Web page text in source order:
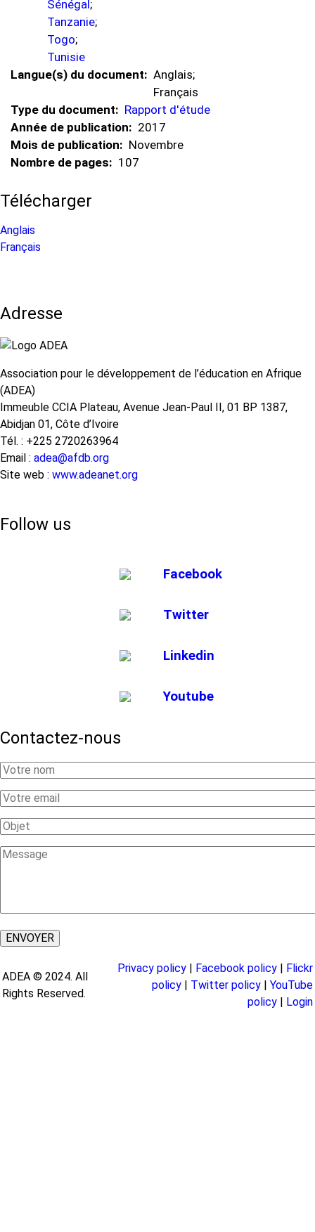
Sénégal ;
Tanzanie;
Togo;
Tunisie
Langue(s) du document
Anglais;
Français
Type du document
Rapport d'étude
Année de publication
2017
Mois de publication
Novembre
Nombre de pages
107
Télécharger
Anglais
Français
Adresse
Association pour le développement de l’éducation en Afrique
(ADEA)
Immeuble CCIA Plateau, Avenue Jean-Paul II, 01 BP 1387,
Abidjan 01, Côte d’Ivoire
Tél. : +225 2720263964
Email : adea@afdb.org
Site web : www.adeanet.org
Follow us
Facebook
Twitter
Linkedin
Youtube
Contactez-nous
Your
Name
Your
Email
Subject
Message
ADEA © 2024. All
Rights Reserved.
Privacy policy | Facebook policy | Flickr
policy | Twitter policy | YouTube
policy | Login